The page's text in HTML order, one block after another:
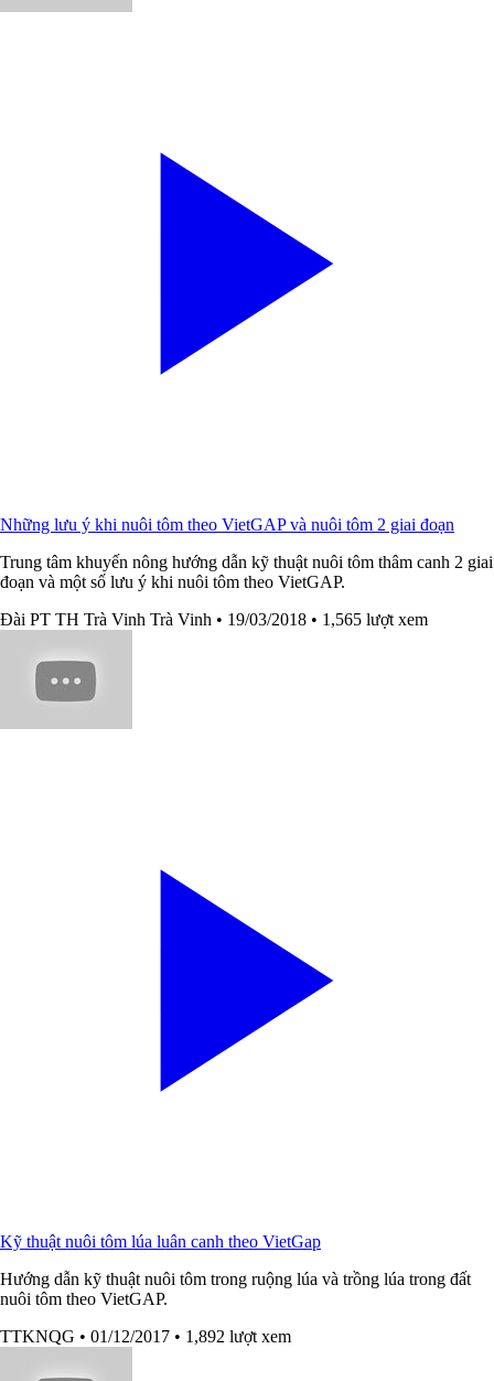
Những lưu ý khi nuôi tôm theo VietGAP và nuôi tôm 2 giai đoạn
Trung tâm khuyến nông hướng dẫn kỹ thuật nuôi tôm thâm canh 2 giai
đoạn và một số lưu ý khi nuôi tôm theo VietGAP.
Đài PT TH Trà Vinh Trà Vinh • 19/03/2018 • 1,565 lượt xem
Kỹ thuật nuôi tôm lúa luân canh theo VietGap
Hướng dẫn kỹ thuật nuôi tôm trong ruộng lúa và trồng lúa trong đất
nuôi tôm theo VietGAP.
TTKNQG • 01/12/2017 • 1,892 lượt xem